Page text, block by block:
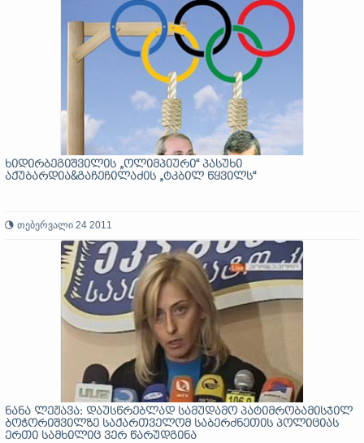
ხიდირბეგიშვილის „ოლიმპიური“ პასუხი
აქუბარდია&გაჩეჩილაძის „ტკბილ წყვილს“
თებერვალი 24 2011
ნანა ლეჟავა: დაუსწრებლად სამუდამო პატიმრობამისჯილ
ბოჭორიშვილზე საქართველომ საბერძნეთის პოლიციას
ერთი სამხილიც ვერ წარუდგინა